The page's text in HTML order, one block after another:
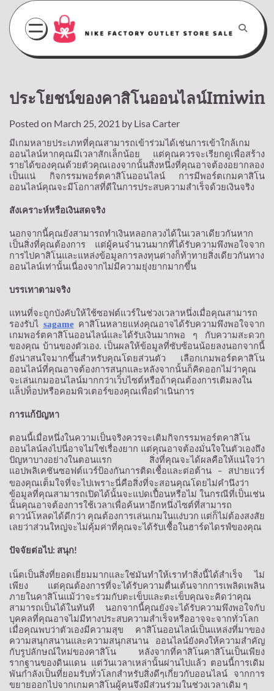
Skip
content
ประโยชน์ของคาสิโนออนไลน์Imiwin
Posted on March 25, 2021 by Lisa Carter
มีเกมหลายประเภทที่คุณสามารถเข้าร่วมได้เช่นการเข้าใกล้เกม
ออนไลน์หากคุณมีเวลาสักเล็กน้อย
แต่คุณควรจะเรียกดูเพื่อสร้าง
รายได้ของคุณด้วยตัวคุณเองจากนั้นสิ่งหนึ่งที่คุณอาจต้องอยากลอง
เป็นแน่
กิจกรรมพอร์ตคาสิโนออนไลน์
การมีพอร์ตเกมคาสิโน
ออนไลน์คุณจะมีโอกาสที่ดีในการประสบความสำเร็จด้วยเงินจริง
สังเคราะห์หรือเงินสดจริง
นอกจากนี้คุณยังสามารถทำเงินหลอกลวงได้ในเวลาเดียวกันหาก
เป็นสิ่งที่คุณต้องการ
แต่ผู้คนจำนวนมากที่ได้รับความพึงพอใจจาก
การไปคาสิโนและแหล่งข้อมูลการลงทุนต่างก็ท้าทายสิ่งเดียวกันทาง
ออนไลน์เท่านั้นเนื่องจากไม่มีความยุ่งยากมากขึ้น
บรรเทาตามจริง
แทนที่จะถูกบังคับให้ใช้ซอฟต์แวร์ในช่วงเวลาหนึ่งเมื่อคุณสามารถ
รองรับไ sagameคาสิโนหลายแห่งคุณอาจได้รับความพึงพอใจจาก
เกมพอร์ตคาสิโนออนไลน์และได้รับเงินมากพอ
ๆ
กับความสะดวก
ของคุณ บ้านของตัวเอง. เป็นผลให้ข้อมูลที่ซับซ้อนน้อยลงนอกจากนี้
ยังน่าสนใจมากขึ้นสำหรับคุณโดยส่วนตัว
เลือกเกมพอร์ตคาสิโน
ออนไลน์ที่คุณอาจต้องการสนุกและหลังจากนั้นก็คิดออกไม่ว่าคุณ
จะเล่นเกมออนไลน์มากกว่าเว็บไซต์หรือถ้าคุณต้องการเติมลงใน
แล็ปท็อปหรือคอมพิวเตอร์ของคุณเพื่อดำเนินการ
การแก้ปัญหา
ตอนนี้เมื่อหนึ่งในความเป็นจริงควรจะเติมกิจกรรมพอร์ตคาสิโน
ออนไลน์ลงไปนี่อาจไม่ใช่เรื่องยาก แต่คุณอาจต้องมั่นใจในตัวเองถึง
ปัญหาบางอย่างในตอนแรก
สิ่งที่คุณจะได้ผลคือให้แน่ใจว่า
แอปพลิเคชันซอฟต์แวร์ป้องกันการติดเชื้อและต่อต้าน – สปายแวร์
ของคุณเต็มใจที่จะไปเพราะนี่คือสิ่งที่จะสอนคุณโดยไม่คำนึงว่า
ข้อมูลที่คุณสามารถเปิดได้นั้นจะแปดเปื้อนหรือไม่ ในกรณีที่เป็นเช่น
นั้นคุณอาจต้องการใช้เวลาเพื่อค้นหาอีกหนึ่งไซต์ที่สามารถ
ดาวน์โหลดได้ดีกว่า คุณต้องการเล่นเกมในแง่บวก แต่ก็ไม่ต้องสงสัย
เลยว่าส่วนใหญ่จะไม่คุ้มค่าที่คุณจะได้รับเชื้อในฮาร์ดไดรฟ์ของคุณ
ปัจจัยต่อไป: สนุก!
เน็ตเป็นสิ่งที่ยอดเยี่ยมมากและใช่มันทำให้เราทำสิ่งนี้ได้สำเร็จ
ไม่
เพียง
แต่คุณต้องการที่จะได้รับความตื่นเต้นจากการเพลิดเพลิน
ภายในคาสิโนแม้ว่าจะร่วมกับตะเข็บและตะเข็บคุณจะคิดว่าคุณ
สามารถเป็นได้ในทันที
นอกจากนี้คุณยังจะได้รับความพึงพอใจกับ
บุคคลที่คุณอาจไม่มีทางประสบความสำเร็จหรืออาจจะจากทั่วโลก
เมื่อคุณพบว่าตัวเองมีความสุข
คาสิโนออนไลน์เป็นแหล่งที่มาของ
ความสนุกสนานและความสนุกสนาน
ออนไลน์ยังคงให้ความสำคัญ
กับรูปลักษณ์ใหม่ของคาสิโน
หลังจากที่คาสิโนคาสิโนเป็นเพียง
รากฐานของดินแดน แต่วันเวลาเหล่านั้นผ่านไปแล้ว ตอนนี้การเดิม
พันกำลังเป็นที่ยอมรับทั่วโลกสำหรับสิ่งดีๆเกี่ยวกับออนไลน์
จากการ
ขยายออกไปจากเกมคาสิโนผู้คนจึงมีส่วนร่วมในช่วงเวลาเดิม ๆ